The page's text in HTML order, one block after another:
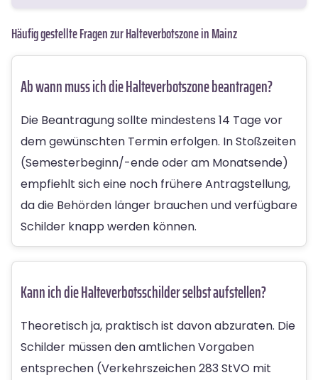
Häufig gestellte Fragen zur Halteverbotszone in Mainz
Ab wann muss ich die Halteverbotszone beantragen?
Die Beantragung sollte mindestens 14 Tage vor
dem gewünschten Termin erfolgen. In Stoßzeiten
(Semesterbeginn/-ende oder am Monatsende)
empfiehlt sich eine noch frühere Antragstellung,
da die Behörden länger brauchen und verfügbare
Schilder knapp werden können.
Kann ich die Halteverbotsschilder selbst aufstellen?
Theoretisch ja, praktisch ist davon abzuraten. Die
Schilder müssen den amtlichen Vorgaben
entsprechen (Verkehrszeichen 283 StVO mit